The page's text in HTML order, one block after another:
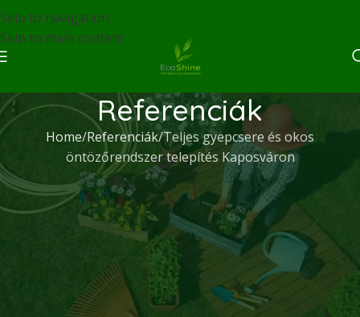
Skip to navigation
Skip to main content
Referenciák
Home Referenciák Teljes gyepcsere és okos
öntözőrendszer telepítés Kaposváron